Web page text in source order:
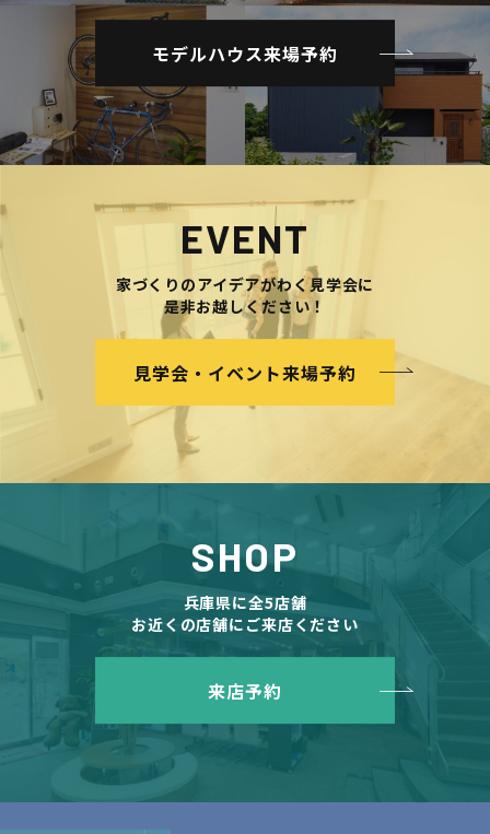
モデルハウス来場予約
EVENT
家づくりのアイデアがわく見学会に
是非お越しください！
見学会・イベント来場予約
SHOP
兵庫県に全5店舗
お近くの店舗にご来店ください
来店予約